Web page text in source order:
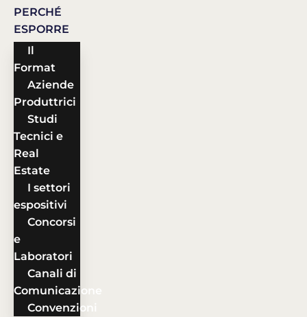
PERCHÉ
ESPORRE
Il
Format
Aziende
Produttrici
Studi
Tecnici e
Real
Estate
I settori
espositivi
Concorsi
e
Laboratori
Canali di
Comunicazione
Convenzioni